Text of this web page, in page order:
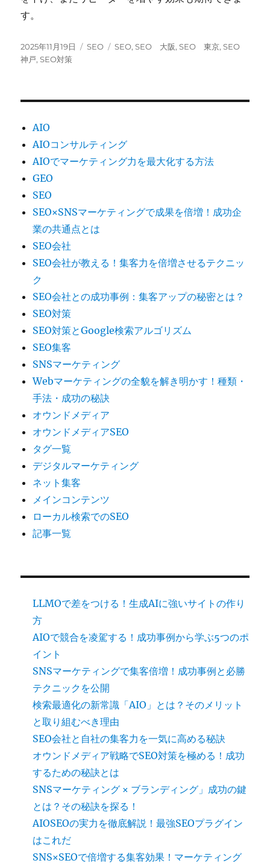
す。
投
稿
2025年11月19日
カ
SEO
タ
SEO,SEO 大阪,SEO 東京,SEO
神戸,SEO対策
AIO
AIOコンサルティング
AIOでマーケティング力を最大化する方法
GEO
SEO
SEO×SNSマーケティングで成果を倍増！成功企
業の共通点とは
SEO会社
SEO会社が教える！集客力を倍増させるテクニッ
ク
SEO会社との成功事例：集客アップの秘密とは？
SEO対策
SEO対策とGoogle検索アルゴリズム
SEO集客
SNSマーケティング
Webマーケティングの全貌を解き明かす！種類・
手法・成功の秘訣
オウンドメディア
オウンドメディアSEO
タグ一覧
デジタルマーケティング
ネット集客
メインコンテンツ
ローカル検索でのSEO
記事一覧
LLMOで差をつける！生成AIに強いサイトの作り
方
AIOで競合を凌駕する！成功事例から学ぶ5つのポ
イント
SNSマーケティングで集客倍増！成功事例と必勝
テクニックを公開
検索最適化の新常識「AIO」とは？そのメリット
と取り組むべき理由
SEO会社と自社の集客力を一気に高める秘訣
オウンドメディア戦略でSEO対策を極める！成功
するための秘訣とは
SNSマーケティング × ブランディング」成功の鍵
とは？その秘訣を探る！
AIOSEOの実力を徹底解説！最強SEOプラグイン
はこれだ
SNS×SEOで倍増する集客効果！マーケティング